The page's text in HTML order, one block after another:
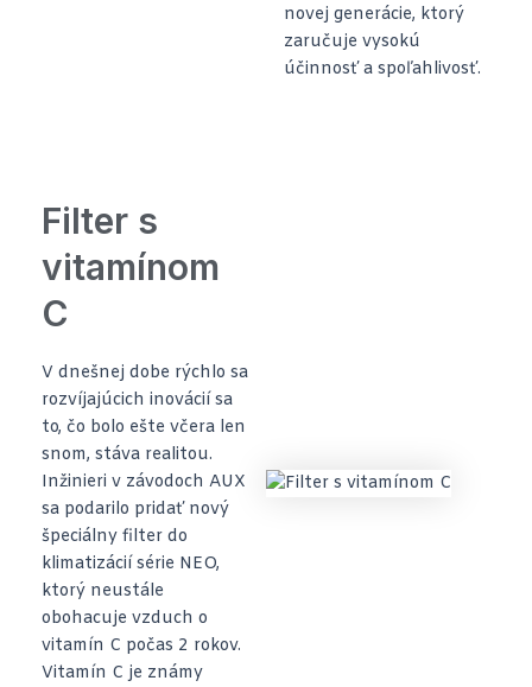
novej generácie, ktorý
zaručuje vysokú
účinnosť a spoľahlivosť.
Filter s
vitamínom
C
V dnešnej dobe rýchlo sa
rozvíjajúcich inovácií sa
to, čo bolo ešte včera len
snom, stáva realitou.
Inžinieri v závodoch AUX
sa podarilo pridať nový
špeciálny filter do
klimatizácií série NEO,
ktorý neustále
obohacuje vzduch o
vitamín C počas 2 rokov.
Vitamín C je známy